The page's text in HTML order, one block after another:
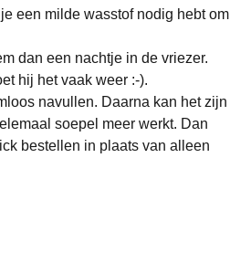
een milde wasstof nodig hebt om
dan een nachtje in de vriezer.
hij het vaak weer :-).
navullen. Daarna kan het zijn
soepel meer werkt. Dan
bestellen in plaats van alleen